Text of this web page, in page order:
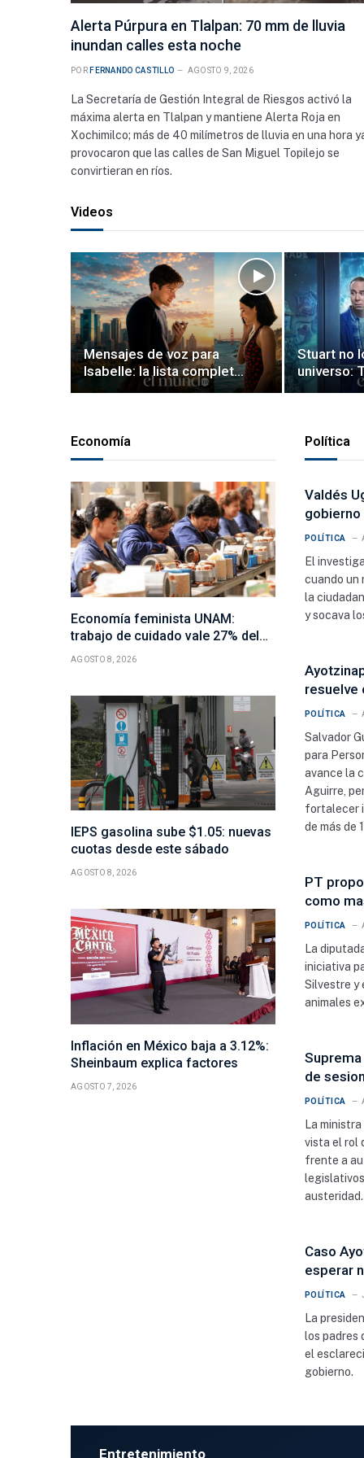
Alerta Púrpura en Tlalpan: 70 mm de lluvia
inundan calles esta noche
POR FERNANDO CASTILLO AGOSTO 9, 2026
La Secretaría de Gestión Integral de Riesgos activó la
máxima alerta en Tlalpan y mantiene Alerta Roja en
Xochimilco; más de 40 milímetros de lluvia en una hora
provocaron que las calles de San Miguel Topilejo se
convirtieran en ríos.
Videos
Mensajes de voz para
Isabelle: la lista completa
de canciones de su
Stuart no
universo:
spin-off
Economía
Economía feminista UNAM:
trabajo de cuidado vale 27% del
PIB
AGOSTO 8, 2026
IEPS gasolina sube $1.05: nuevas
cuotas desde este sábado
AGOSTO 8, 2026
Inflación en México baja a 3.12%:
Sheinbaum explica factores
AGOSTO 7, 2026
Política
Valdés
POLÍTICA
El
cuando un
la
y socava
resuelve
POLÍTICA
Salvador
para
avance la
Aguirre,
fortalecer
de más de
PT
como
MX
POLÍTICA
La
iniciativa
Silvestre y
animales
de
POLÍTICA
La
vista el rol
frente a
austeridad.
Caso
esperar
POLÍTICA
La
los padres
el
gobierno.
CDMX
CDMX recibe 35 millones m³ de
zonas más afectadas
Entretenimiento